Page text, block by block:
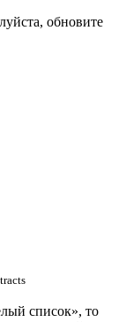
обновите
список», то